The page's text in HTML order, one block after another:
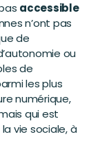
accessible
n’ont pas
de
ou
de
les plus
numérique,
qui est
vie sociale, à